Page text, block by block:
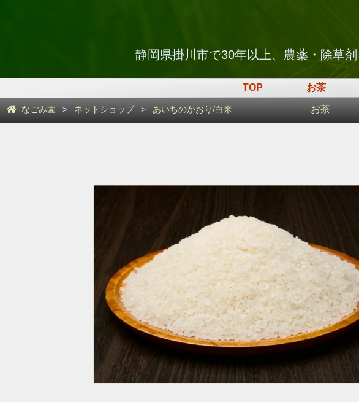
静岡県掛川市で30年以上、農薬・除草
TOP お茶
なごみ園 ネットショップ あいちのかおり/白米 お茶